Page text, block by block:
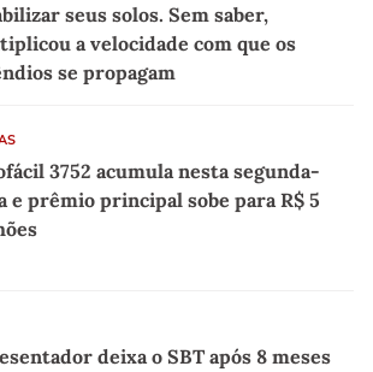
seus solos. Sem saber,
a velocidade com que os
se propagam
3752 acumula nesta segunda-
e prêmio principal sobe para R$ 5
deixa o SBT após 8 meses